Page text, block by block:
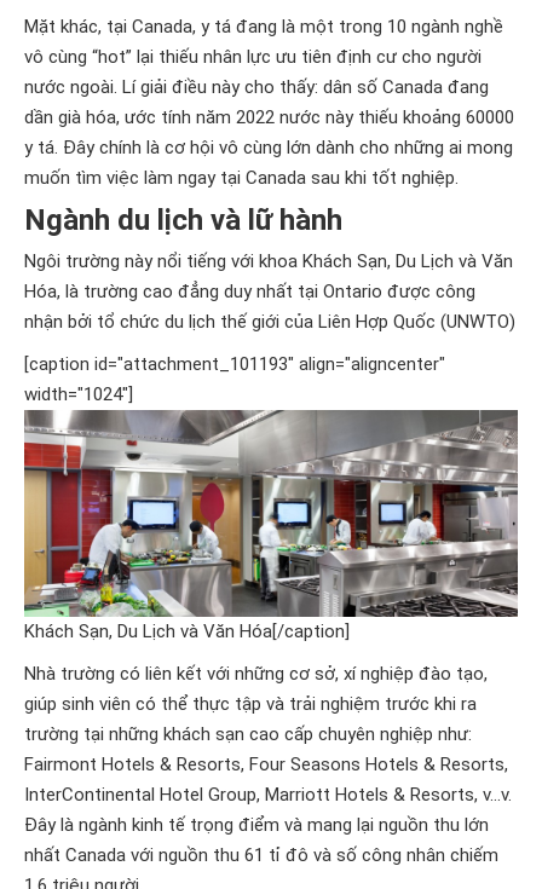
Mặt khác, tại Canada, y tá đang là một trong 10 ngành nghề
vô cùng “hot” lại thiếu nhân lực ưu tiên định cư cho người
nước ngoài. Lí giải điều này cho thấy: dân số Canada đang
dần già hóa, ước tính năm 2022 nước này thiếu khoảng 60000
y tá. Đây chính là cơ hội vô cùng lớn dành cho những ai mong
muốn tìm việc làm ngay tại Canada sau khi tốt nghiệp.
Ngành du lịch và lữ hành
Ngôi trường này nổi tiếng với khoa Khách Sạn, Du Lịch và Văn
Hóa, là trường cao đẳng duy nhất tại Ontario được công
nhận bởi tổ chức du lịch thế giới của Liên Hợp Quốc (UNWTO)
[caption id="attachment_101193" align="aligncenter"
width="1024"]
Khách Sạn, Du Lịch và Văn Hóa[/caption]
Nhà trường có liên kết với những cơ sở, xí nghiệp đào tạo,
giúp sinh viên có thể thực tập và trải nghiệm trước khi ra
trường tại những khách sạn cao cấp chuyên nghiệp như:
Fairmont Hotels & Resorts, Four Seasons Hotels & Resorts,
InterContinental Hotel Group, Marriott Hotels & Resorts, v…v.
Đây là ngành kinh tế trọng điểm và mang lại nguồn thu lớn
nhất Canada với nguồn thu 61 tỉ đô và số công nhân chiếm